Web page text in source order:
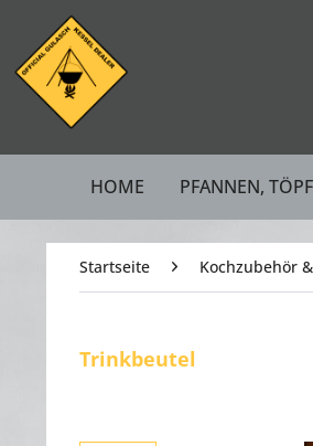
HOME PFANNEN,
Startseite Kochzubehör
Trinkbeutel